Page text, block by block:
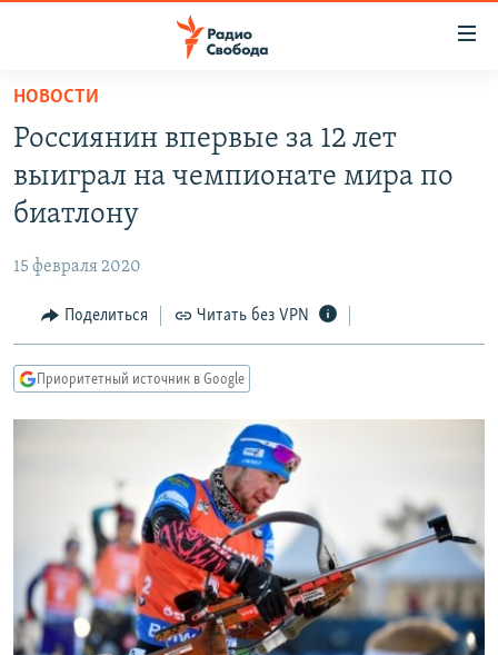
упрощенного
доступа
основному
Вернутся
Вернутся
АВТОРСКИЕ ПРОЕКТЫ
МНЕНИЯ
КУЛЬТУРА
КАВКАЗ.РЕАЛИИ
СИБИРЬ.РЕАЛИИ
РАСПИСАНИЕ ВЕЩАНИЯ
ПОДПИШИТЕСЬ НА РАССЫЛКУ
СОЦИАЛЬНЫЕ СЕТИ
НОВОСТИ
Россиянин впервые за 12 лет
выиграл на чемпионате мира по
биатлону
15 февраля 2020
Поделиться Читать без VPN
Приоритетный источник в Google